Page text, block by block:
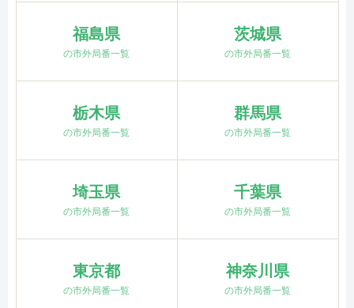
福島県
の市外局番一覧
茨城県
の市外局番一覧
栃木県
の市外局番一覧
群馬県
の市外局番一覧
埼玉県
の市外局番一覧
千葉県
の市外局番一覧
東京都
の市外局番一覧
神奈川県
の市外局番一覧